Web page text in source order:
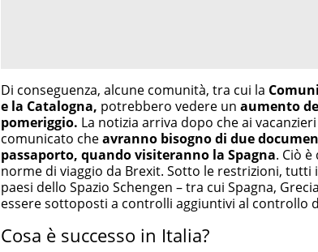
Di conseguenza, alcune comunità, tra cui la
e la Catalogna, potrebbero vedere un aumento
pomeriggio. La notizia arriva dopo che ai
comunicato cheavranno bisogno di due
passaporto, quando visiteranno la Spagna. Ciò
norme di viaggio da Brexit. Sotto le restrizioni, tutti
paesi dello Spazio Schengen – tra cui Spagna,
essere sottoposti a controlli aggiuntivi al controllo
Cosa è successo in Italia?